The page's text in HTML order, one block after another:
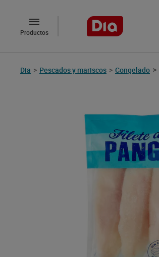
Productos
Dia > Pescados y mariscos > Congelado >